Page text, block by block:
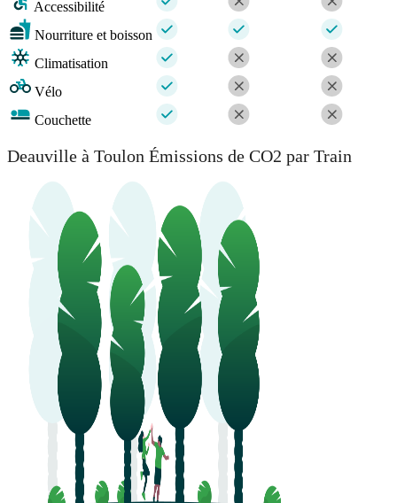
Accessibilité
Nourriture et boisson
Climatisation
Vélo
Couchette
Deauville à Toulon Émissions de CO2 par Train